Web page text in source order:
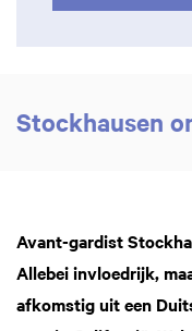
Stockhausen
Avant-gardist
Allebei invloedrijk,
afkomstig uit een